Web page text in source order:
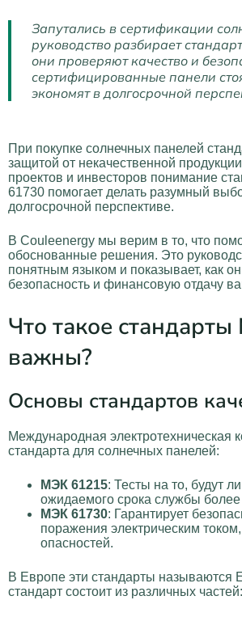
Запутались в сертификации
руководство разбирает
они проверяют качество и
сертифицированные панели
экономят в долгосрочной
При покупке солнечных панелей
защитой от некачественной
проектов и инвесторов понимание
61730 помогает делать разумный
долгосрочной перспективе.
В Couleenergy мы верим в то, что
обоснованные решения. Это
понятным языком и показывает, как
безопасность и финансовую отдачу
Что такое
важны?
Основы стандартов
Международная
стандарта для солнечных панелей:
МЭК 61215: Тесты на то, будут
ожидаемого срока службы более
МЭК 61730: Гарантирует
поражения электрическим
опасностей.
В Европе эти стандарты называются
стандарт состоит из различных частей: